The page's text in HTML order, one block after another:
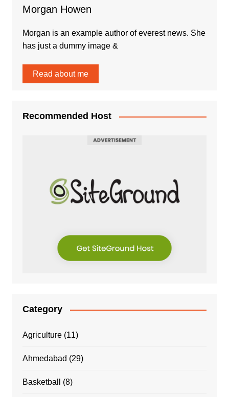
Morgan Howen
Morgan is an example author of everest news. She
has just a dummy image &
Read about me
Recommended Host
Category
Agriculture(11)
Ahmedabad (29)
Basketball (8)